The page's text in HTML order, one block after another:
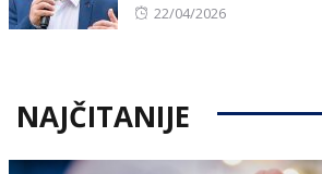
Posted
22/04/2026
NAJČITANIJE